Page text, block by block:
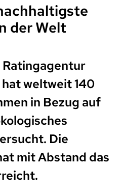
der Welt
hat weltweit 140
in Bezug auf
Die
mit Abstand das